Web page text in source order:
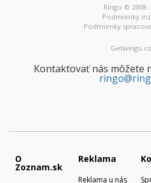
Ringo © 2008 -
Podmienky
Podmienky
Kontaktovať nás môžete
O
Zoznam.sk
Reklama
Reklama u nás